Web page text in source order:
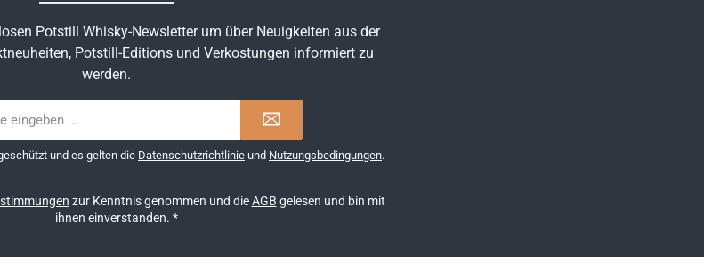
Potstill Whisky-Newsletter um über Neuigkeiten aus der
Potstill-Editions und Verkostungen informiert zu
werden.
und es gelten die Datenschutzrichtlinie und Nutzungsbedingungen.
zur Kenntnis genommen und dieAGB gelesen und bin mit
ihnen einverstanden. *